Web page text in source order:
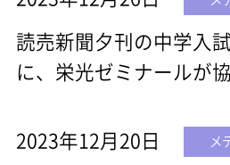
読売新聞夕刊の中学入
に、栄光ゼミナールが
2023年12月20日 メ